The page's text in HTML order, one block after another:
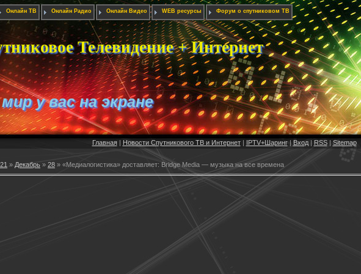
Онлайн ТВ Онлайн Радио Онлайн Видео WEB ресурсы Форум о спутниковом ТВ
Телевидение + Интернет
у вас на экране
Главная| Новости Спутникового ТВ и Интернет| IPTV+Шаринг| Вход| RSS| Sitemap
» Декабрь » 28 » «Медиалогистика» доставляет: Bridge Media — музыка на все времена